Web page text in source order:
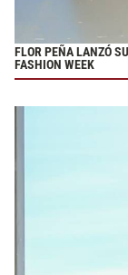
FLOR PEÑA LANZÓ
FASHION WEEK